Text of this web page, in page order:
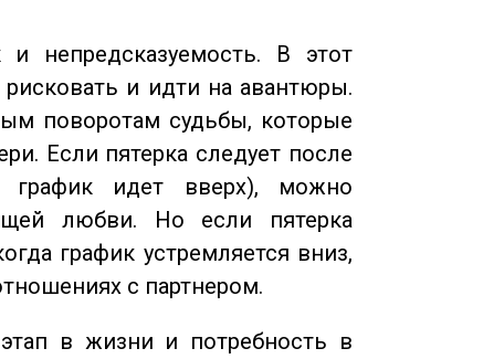
непредсказуемость. В этот
и идти на авантюры.
поворотам судьбы, которые
Если пятерка следует после
график идет вверх), можно
любви. Но если пятерка
график устремляется вниз,
с партнером.
в жизни и потребность в